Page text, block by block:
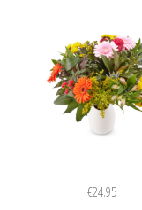
€24.95